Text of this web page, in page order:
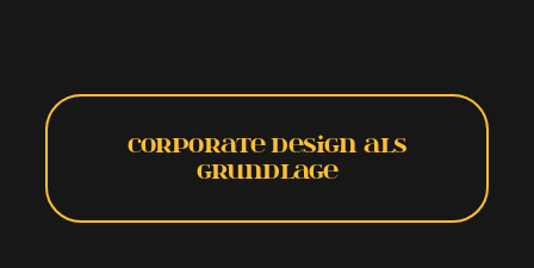
Corporate Design als
Grundlage